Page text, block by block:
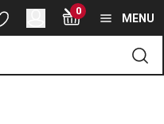
DELÍCIA SiliconPRIME ø 24
principal
0
MENU